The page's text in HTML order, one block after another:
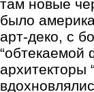
там новые
было
арт-деко, с
“обтекаемой
архитекторы